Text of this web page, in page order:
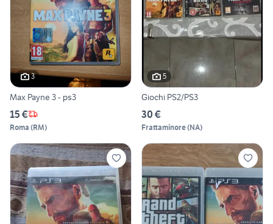
3
Max Payne 3 - ps3
15 €
Roma (RM)
5
Giochi PS2/PS3
30 €
Frattaminore(NA)